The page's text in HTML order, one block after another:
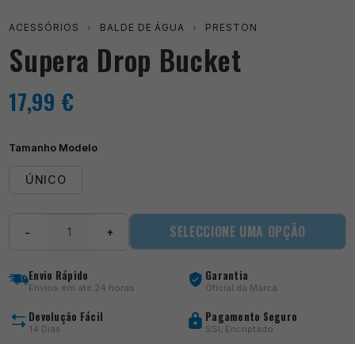
ACESSÓRIOS › BALDE DE ÁGUA › PRESTON
Supera Drop Bucket
17,99 €
Tamanho Modelo
ÚNICO
Bucket
− + SELECCIONE UMA OPÇÃO
Envio Rápido
Envios em até 24 horas
Garantia
Oficial da Marca
Devolução Fácil
14 Dias
Pagamento Seguro
SSL Encriptado